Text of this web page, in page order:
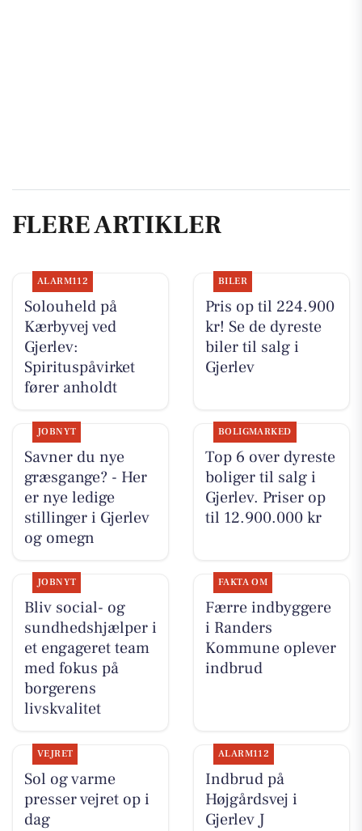
FLERE ARTIKLER
ALARM112
Solouheld på
Kærbyvej ved
Gjerlev:
Spirituspåvirket
fører anholdt
BILER
Pris op til 224.900
kr! Se de dyreste
biler til salg i
Gjerlev
JOBNYT
Savner du nye
græsgange? - Her
er nye ledige
stillinger i Gjerlev
og omegn
BOLIGMARKED
Top 6 over dyreste
boliger til salg i
Gjerlev. Priser op
til 12.900.000 kr
JOBNYT
Bliv social- og
sundhedshjælper i
et engageret team
med fokus på
borgerens
livskvalitet
FAKTA OM
Færre indbyggere
i Randers
Kommune oplever
indbrud
VEJRET
Sol og varme
presser vejret op i
dag
ALARM112
Indbrud på
Højgårdsvej i
Gjerlev J